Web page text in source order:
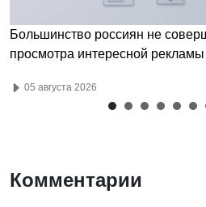
Большинство россиян не
просмотра интересной
05 августа 2026
Комментарии